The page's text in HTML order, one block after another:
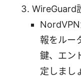
WireGuard
報をルー
鍵、エン
定しまし